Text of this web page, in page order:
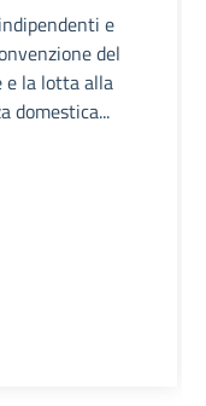
e
del
e la lotta alla
domestica...